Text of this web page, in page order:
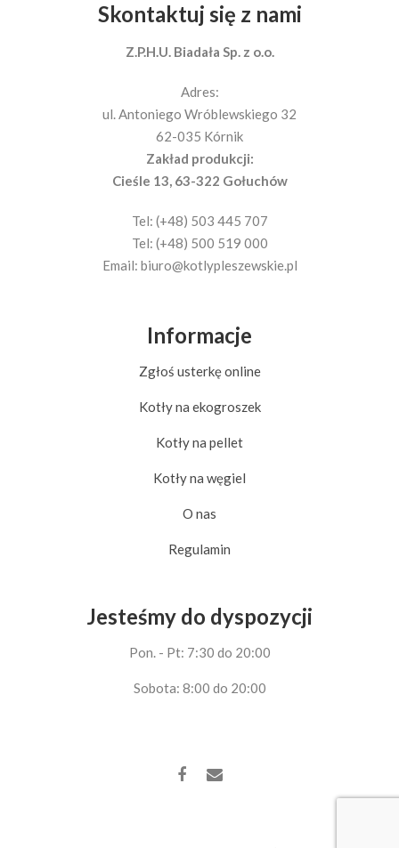
Skontaktuj się z nami
Z.P.H.U. Biadała Sp. z o.o.
Adres:
ul. Antoniego Wróblewskiego 32
62-035 Kórnik
Zakład produkcji:
Cieśle 13, 63-322 Gołuchów
Tel: (+48) 503 445 707
Tel: (+48) 500 519 000
Email: biuro@kotlypleszewskie.pl
Informacje
Zgłoś usterkę online
Kotły na ekogroszek
Kotły na pellet
Kotły na węgiel
O nas
Regulamin
Jesteśmy do dyspozycji
Pon. - Pt: 7:30 do 20:00
Sobota: 8:00 do 20:00